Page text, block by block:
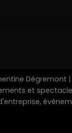
Dégremont
et